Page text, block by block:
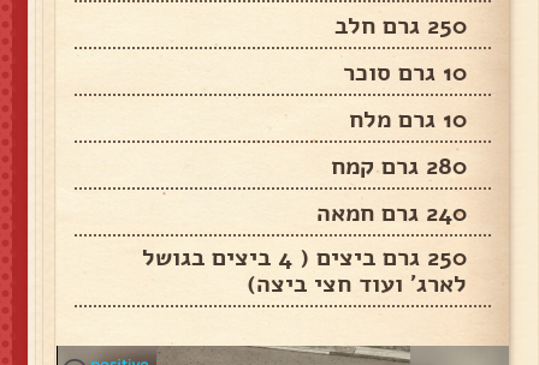
250 גרם חלב
10 גרם סוכר
10 גרם מלח
280 גרם קמח
240 גרם חמאה
250 גרם ביצים ( 4 ביצים בגושל
לארג’ ועוד חצי ביצה)